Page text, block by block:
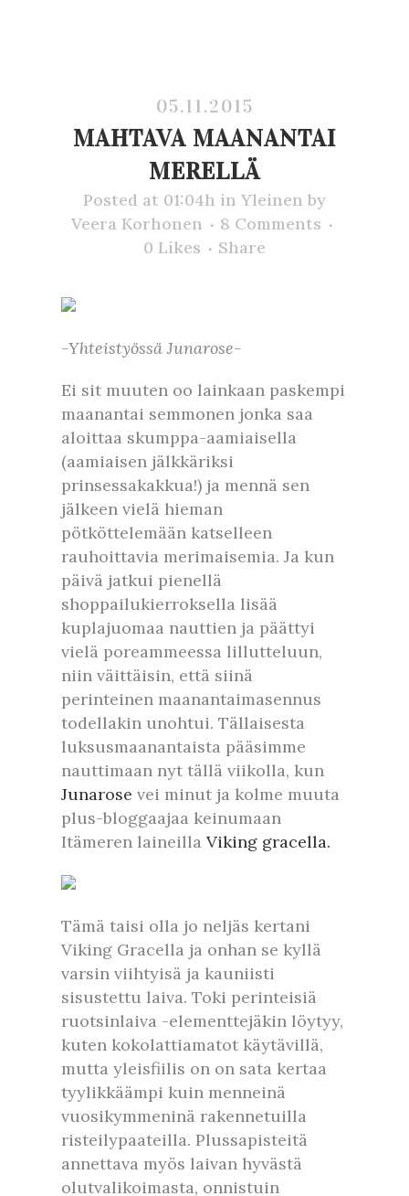
05.11.2015
MAHTAVA MAANANTAI
MERELLÄ
Posted at 01:04h in Yleinen by
Veera Korhonen
8 Comments
0 Likes Share
-Yhteistyössä Junarose-
Ei sit muuten oo lainkaan paskempi
maanantai semmonen jonka saa
aloittaa skumppa-aamiaisella
(aamiaisen jälkkäriksi
prinsessakakkua!) ja mennä sen
jälkeen vielä hieman
pötköttelemään katselleen
rauhoittavia merimaisemia. Ja kun
päivä jatkui pienellä
shoppailukierroksella lisää
kuplajuomaa nauttien ja päättyi
vielä poreammeessa lillutteluun,
niin väittäisin, että siinä
perinteinen maanantaimasennus
todellakin unohtui. Tällaisesta
luksusmaanantaista pääsimme
nauttimaan nyt tällä viikolla, kun
Junarose vei minut ja kolme muuta
plus-bloggaajaa keinumaan
Itämeren laineilla Viking gracella.
Tämä taisi olla jo neljäs kertani
Viking Gracella ja onhan se kyllä
varsin viihtyisä ja kauniisti
sisustettu laiva. Toki perinteisiä
ruotsinlaiva -elementtejäkin löytyy,
kuten kokolattiamatot käytävillä,
mutta yleisfiilis on on sata kertaa
tyylikkäämpi kuin menneinä
vuosikymmeninä rakennetuilla
risteilypaateilla. Plussapisteitä
annettava myös laivan hyvästä
olutvalikoimasta, onnistuin